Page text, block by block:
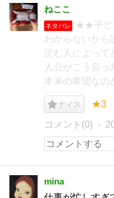
ねここ
ネタバレ
★★子ど
わからないから
読む人によって
人公がこう言
本来の希望なの
ナイス ★3
コメント(0)
mina